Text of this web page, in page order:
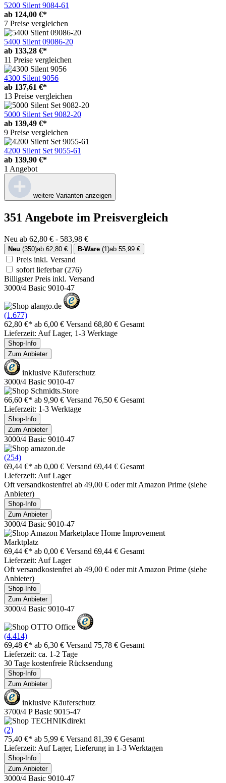
5200 Silent 9084-61
ab 124,00 €*
7 Preise vergleichen
5400 Silent 09086-20
ab 133,28 €*
11 Preise vergleichen
4300 Silent 9056
ab 137,61 €*
13 Preise vergleichen
5000 Silent Set 9082-20
ab 139,49 €*
9 Preise vergleichen
4200 Silent Set 9055-61
ab 139,90 €*
1 Angebot
weitere Varianten anzeigen
351 Angebote im Preisvergleich
Neu ab 62,80 € - 583,98 €
Neu (350)ab 62,80 € B-Ware (1)ab 55,99 €
Preis inkl. Versand
sofort lieferbar(276)
Billigster Preis inkl. Versand
3000/4 Basic 9010-47
(1.677)
62,80 €* ab 6,00 € Versand 68,80 € Gesamt
Lieferzeit: Auf Lager, 1-3 Werktage
Shop-Info
Zum Anbieter
inklusive Käuferschutz
3000/4 Basic 9010-47
66,60 €* ab 9,90 € Versand 76,50 € Gesamt
Lieferzeit: 1-3 Werktage
Shop-Info
Zum Anbieter
3000/4 Basic 9010-47
(254)
69,44 €* ab 0,00 € Versand 69,44 € Gesamt
Lieferzeit: Auf Lager
Oft versandkostenfrei ab 49,00 € oder mit Amazon Prime (siehe
Anbieter)
Shop-Info
Zum Anbieter
3000/4 Basic 9010-47
Marktplatz
69,44 €* ab 0,00 € Versand 69,44 € Gesamt
Lieferzeit: Auf Lager
Oft versandkostenfrei ab 49,00 € oder mit Amazon Prime (siehe
Anbieter)
Shop-Info
Zum Anbieter
3000/4 Basic 9010-47
(4.414)
69,48 €* ab 6,30 € Versand 75,78 € Gesamt
Lieferzeit: ca. 1-2 Tage
30 Tage kostenfreie Rücksendung
Shop-Info
Zum Anbieter
inklusive Käuferschutz
3700/4 P Basic 9015-47
(2)
75,40 €* ab 5,99 € Versand 81,39 € Gesamt
Lieferzeit: Auf Lager, Lieferung in 1-3 Werktagen
Shop-Info
Zum Anbieter
3000/4 Basic 9010-47